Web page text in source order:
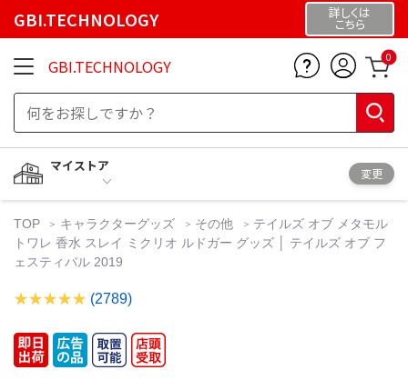
GBI.TECHNOLOGY 詳しくは
こちら
GBI.TECHNOLOGY 0
マイストア
変更
TOP キャラクターグッズ その他
テイルズ オブ メタモル
トワレ 香水 スレイ ミクリオ ルドガー グッズ │ テイルズ オブ フ
ェスティバル 2019
(2789)